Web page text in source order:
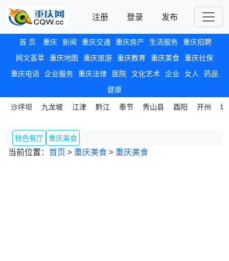
注册 登录 发布
首 页 重庆 新闻 重庆交通 重庆房产 生活服务 重庆招聘
网文荟萃 重庆地图 重庆旅游 重庆教育 重庆美食 重庆社保
重庆电话 企业服务 重庆法律 医院 文化艺术 企业 女人 药品
健康
沙坪坝
九龙坡 江津 黔江 奉节 秀山县 酉阳 开州
特色餐厅 重庆美食
当前位置： 首页 > 重庆美食> 重庆美食